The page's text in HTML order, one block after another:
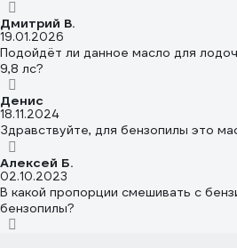
Дмитрий В.
19.01.2026
Подойдёт ли данное масло для
9,8 лс?
Денис
18.11.2024
Здравствуйте, для бензопилы это
Алексей Б.
02.10.2023
В какой пропорции смешивать с
бензопилы?